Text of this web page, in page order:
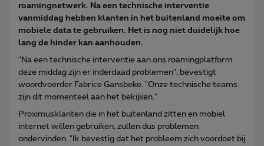
roamingnetwerk. Na een technische interventie
vanmiddag hebben klanten in het buitenland moeite om
mobiele data te gebruiken. Het is nog niet duidelijk hoe
lang de hinder kan aanhouden.
"Na een technische interventie aan ons roamingplatform
deze middag zijn er inderdaad problemen", bevestigt
woordvoerder Fabrice Gansbeke. "Onze technische teams
zijn dit momenteel aan het bekijken."
Proximusklanten die in het buitenland zitten en mobiel
internet willen gebruiken, zullen dus problemen
ondervinden. "Ik bevestig dat het probleem zich voordoet bij